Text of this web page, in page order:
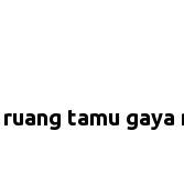
ruang tamu